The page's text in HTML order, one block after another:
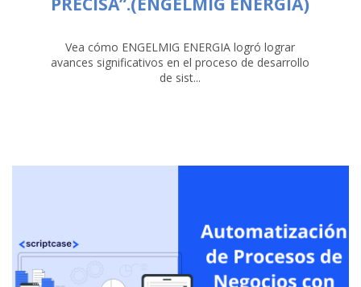
Vea cómo ENGELMIG ENERGIA logró lograr
avances significativos en el proceso de desarrollo
de sist...